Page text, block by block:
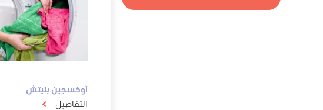
أوكسجين بليتش
التفاصيل